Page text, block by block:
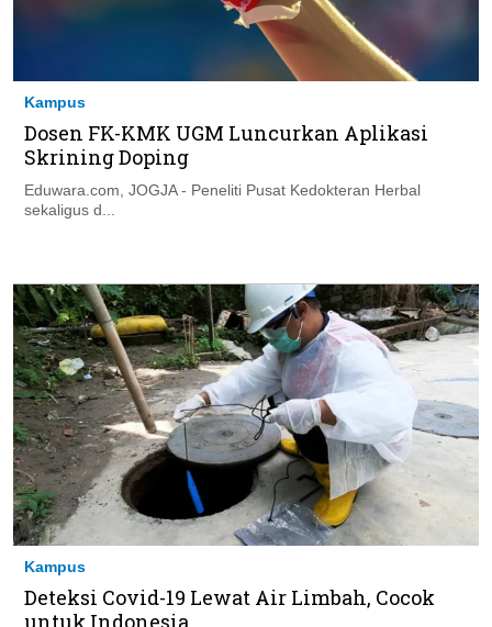
Kampus
Dosen FK-KMK UGM Luncurkan Aplikasi
Skrining Doping
Eduwara.com, JOGJA - Peneliti Pusat Kedokteran Herbal
sekaligus d...
Kampus
Deteksi Covid-19 Lewat Air Limbah, Cocok